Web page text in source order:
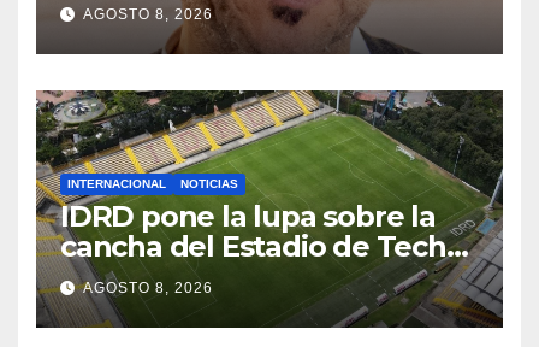
AGOSTO 8, 2026
INTERNACIONAL NOTICIAS
IDRD pone la lupa sobre la
cancha del Estadio de Techo:
estas fueron las labores
realizadas
AGOSTO 8, 2026